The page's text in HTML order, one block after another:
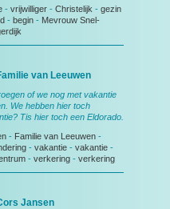
- vrijwilliger - Christelijk - gezin
- begin - Mevrouw Snel-
van Leeuwen
of we nog met vakantie
We hebben hier toch
Tis hier toch een Eldorado.
- Familie van Leeuwen -
- vakantie - vakantie -
- verkering - verkering
Jansen